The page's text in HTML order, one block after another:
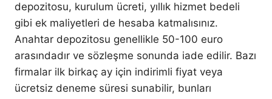
depozitosu, kurulum ücreti, yıllık hizmet bedeli
gibi ek maliyetleri de hesaba katmalısınız.
Anahtar depozitosu genellikle 50-100 euro
arasındadır ve sözleşme sonunda iade edilir. Bazı
firmalar ilk birkaç ay için indirimli fiyat veya
ücretsiz deneme süresi sunabilir, bunları